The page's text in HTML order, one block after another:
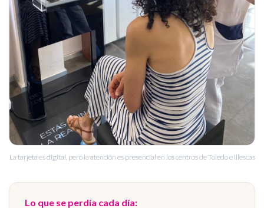
La tarjeta es digital, pero la atención es presencial en los centros de Toledo e Illescas
Lo que se perdía cada día: